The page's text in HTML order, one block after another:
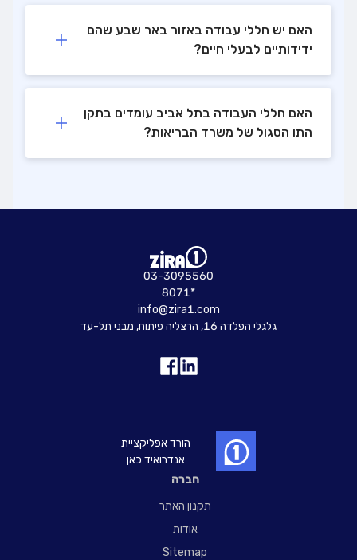
האם יש חללי עבודה באזור באר שבע שהם
ידידותיים לבעלי חיים?
האם חללי העבודה בתל אביב עומדים בתקן
התו הסגול של משרד הבריאות?
חברה
תקנון האתר
אודות
Sitemap
03-3095560
8071*
info@zira1.com
גלגלי הפלדה 16, הרצליה פיתוח, מבני תל-עד
הורד אפליקציית
אנדרואיד כאן